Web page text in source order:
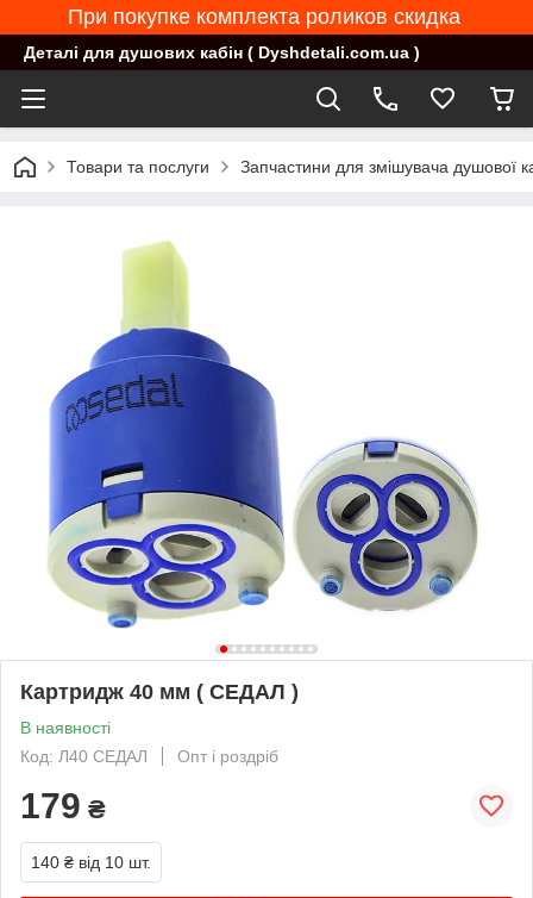
При покупке комплекта роликов скидка
Деталі для душових кабін ( Dyshdetali.com.ua )
Товари та послуги Запчастини для змішувача душової
Картридж 40 мм ( СЕДАЛ )
В наявності
Код: Л40 СЕДАЛ
Опт і роздріб
179 ₴
140 ₴ від 10 шт.